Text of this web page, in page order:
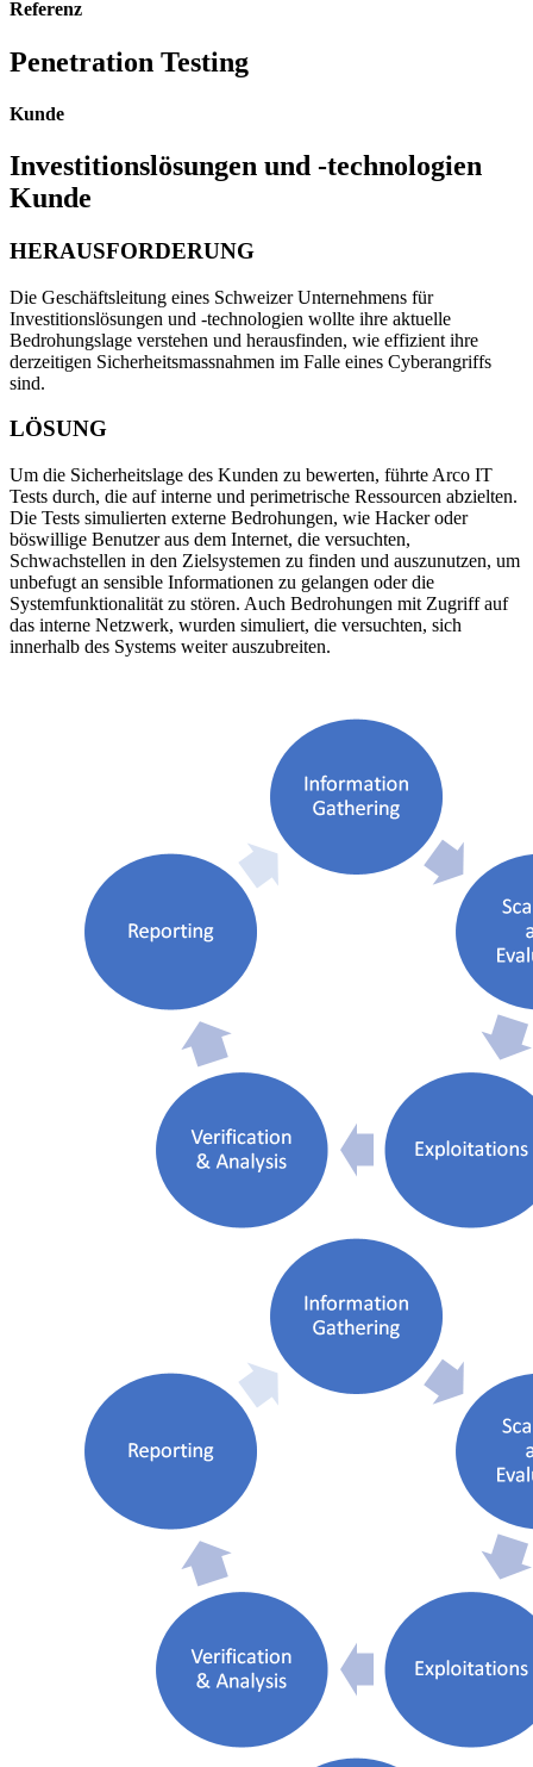
Referenz
Penetration Testing
Kunde
Investitionslösungen und -technologien
Kunde
HERAUSFORDERUNG
Die Geschäftsleitung eines Schweizer Unternehmens für
Investitionslösungen und -technologien wollte ihre aktuelle
Bedrohungslage verstehen und herausfinden, wie effizient ihre
derzeitigen Sicherheitsmassnahmen im Falle eines Cyberangriffs
sind.
LÖSUNG
Um die Sicherheitslage des Kunden zu bewerten, führte Arco IT
Tests durch, die auf interne und perimetrische Ressourcen abzielten.
Die Tests simulierten externe Bedrohungen, wie Hacker oder
böswillige Benutzer aus dem Internet, die versuchten,
Schwachstellen in den Zielsystemen zu finden und auszunutzen, um
unbefugt an sensible Informationen zu gelangen oder die
Systemfunktionalität zu stören. Auch Bedrohungen mit Zugriff auf
das interne Netzwerk, wurden simuliert, die versuchten, sich
innerhalb des Systems weiter auszubreiten.